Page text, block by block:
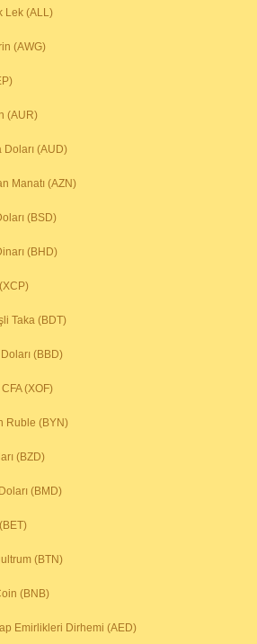
Lek (ALL)
(AWG)
(AUR)
Doları (AUD)
Manatı (AZN)
(BSD)
(BHD)
Taka (BDT)
(BBD)
CFA (XOF)
Ruble (BYN)
(BZD)
(BMD)
(BTN)
(BNB)
Emirlikleri Dirhemi (AED)